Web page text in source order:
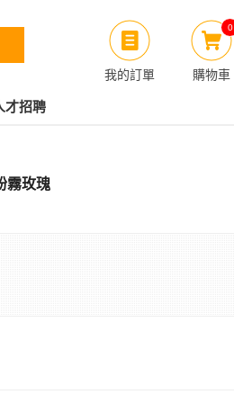
我的訂單
0
購物車
才招聘
霧玫瑰